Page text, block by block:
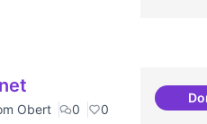
Obert 0 0